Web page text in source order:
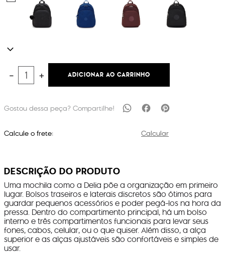
＋
－ ADICIONAR AO CARRINHO
Calcule o frete: Calcular
DESCRIÇÃO DO PRODUTO
Uma mochila como a Delia põe a organização em primeiro
lugar. Bolsos traseiros e laterais discretos são ótimos para
guardar pequenos acessórios e poder pegá-los na hora da
pressa. Dentro do compartimento principal, há um bolso
interno e três compartimentos funcionais para levar seus
fones, cabos, celular, ou o que quiser. Além disso, a alça
superior e as alças ajustáveis são confortáveis e simples de
usar.